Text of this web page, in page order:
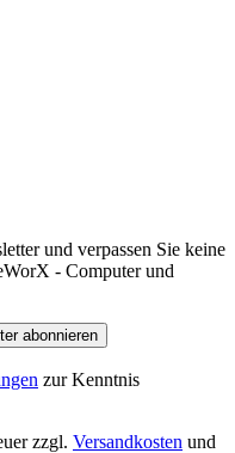
und verpassen Sie keine
- Computer und
abonnieren
zur Kenntnis
zzgl. Versandkosten und